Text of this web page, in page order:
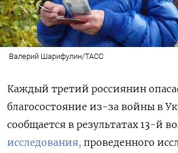
Валерий Шарифулин/ТАСС
Каждый третий россиянин
благосостояние из-за войны в
сообщается в результатах 13-й
исследования, проведенного